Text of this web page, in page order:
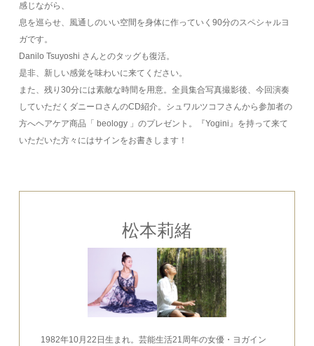
感じながら、
息を巡らせ、風通しのいい空間を身体に作っていく90分のスペシャルヨ
ガです。
Danilo Tsuyoshi さんとのタッグも復活。
是非、新しい感覚を味わいに来てください。
また、残り30分には素敵な時間を用意。全員集合写真撮影後、今回演奏
していただくダニーロさんのCD紹介。シュワルツコフさんから参加者の
方へヘアケア商品「 beology 」のプレゼント。『Yogini』を持って来て
いただいた方々にはサインをお書きします！
松本莉緒
1982年10月22日生まれ。芸能生活21周年の女優・ヨガイン